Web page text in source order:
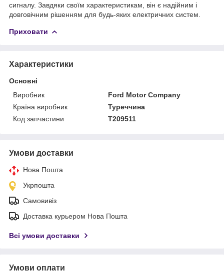
сигналу. Завдяки своїм характеристикам, він є надійним і
довговічним рішенням для будь-яких електричних систем.
Приховати
Характеристики
Основні
Виробник
Ford Motor Company
Країна виробник
Туреччина
Код запчастини
T209511
Умови доставки
Нова Пошта
Укрпошта
Самовивіз
Доставка курьером Нова Пошта
Всі умови доставки
Умови оплати